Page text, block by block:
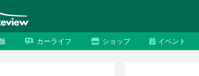
カーライフ ショップ イベント